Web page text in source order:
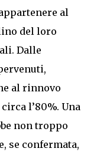
al
del loro
Dalle
al rinnovo
l’80%. Una
non troppo
se confermata,